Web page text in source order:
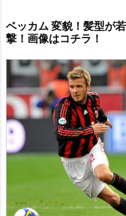
ベッカム 変貌！髪型が
撃！画像はコチラ！